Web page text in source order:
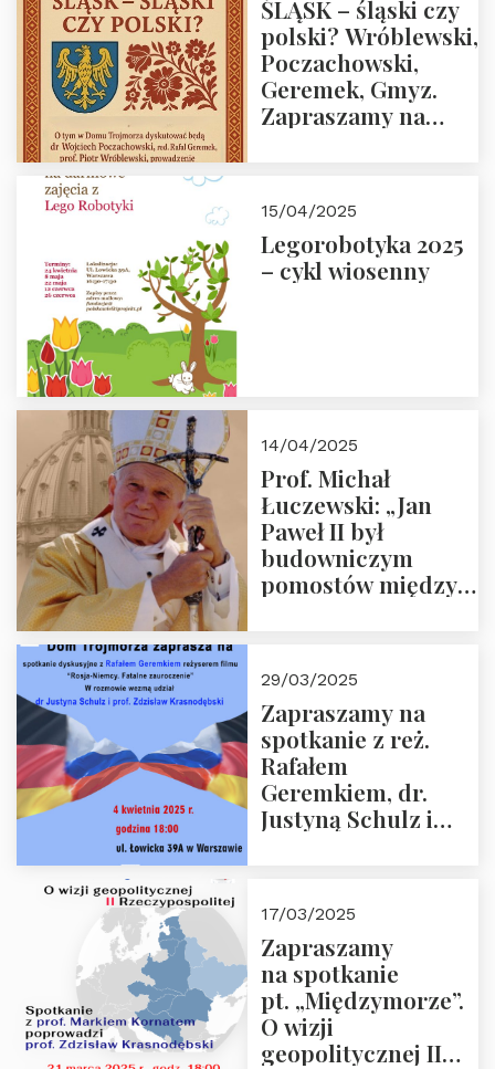
ŚLĄSK – śląski czy
polski? Wróblewski,
Poczachowski,
Geremek, Gmyz.
Zapraszamy na
Trójmorza.
15/04/2025
Legorobotyka 2025
– cykl wiosenny
14/04/2025
Prof. Michał
Łuczewski: „Jan
Paweł II był
budowniczym
pomostów między
29/03/2025
Zapraszamy na
spotkanie z reż.
Rafałem
Geremkiem, dr.
Justyną Schulz i
“Rosja-Niemcy…”
17/03/2025
Zapraszamy
na spotkanie
pt. „Międzymorze”.
O wizji
geopolitycznej II